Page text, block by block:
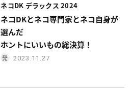
ネコDK デラックス 2024
ネコDKとネコ専門家とネコ自身が
選んだ
ホントにいいもの総決算！
2023.11.27